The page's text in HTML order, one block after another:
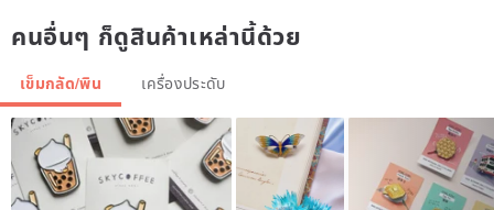
คนอื่นๆ ก็ดูสินค้าเหล่านี้ด้วย
เข็มกลัด/พิน เครื่องประดับ